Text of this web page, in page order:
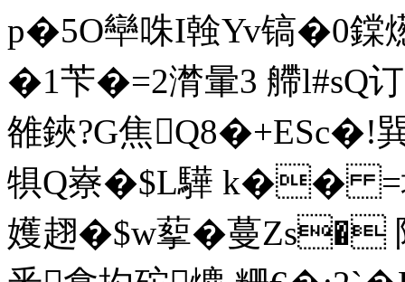
p�5O卛咮I螒Yv镐�0
�1苄� =2潸暈3 艜l#sQ
雒鋏?G焦Q8�+ESc�!
犋Q嶚�$L驊 k�� =垎
嬳趐�$w蒘�蔓Zs�